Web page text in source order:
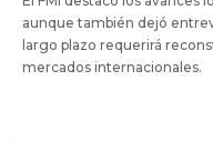
aunque también dejó
largo plazo requerirá
mercados internacionales.